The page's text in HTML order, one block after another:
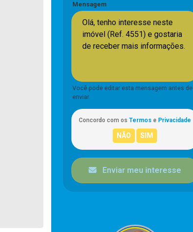
Mensagem
Você pode editar esta mensagem antes de
enviar.
Concordo com os Termos e Privacidade
Enviar meu interesse